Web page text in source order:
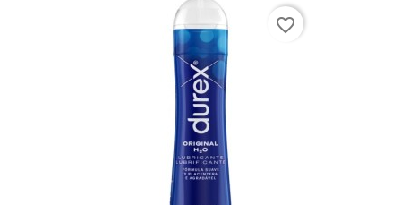
favorite_border